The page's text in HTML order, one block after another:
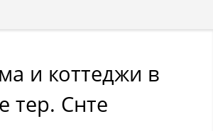
и коттеджи в
тер. Снте